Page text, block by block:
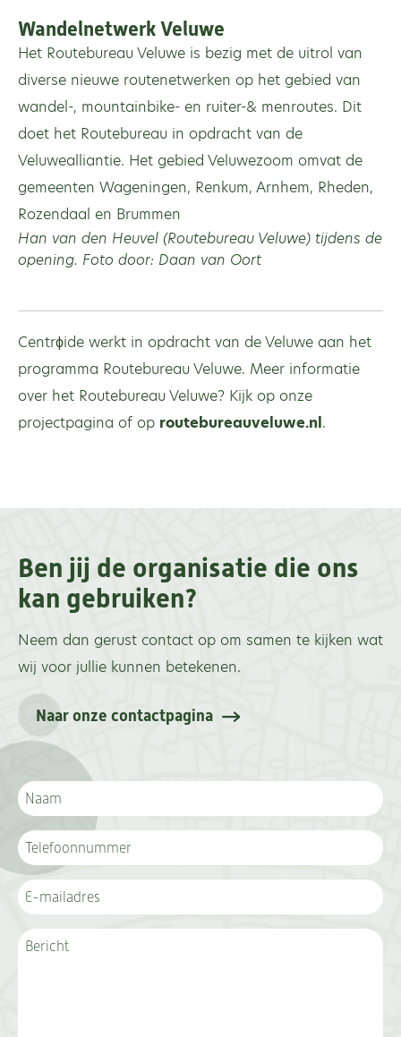
Wandelnetwerk Veluwe
Het Routebureau Veluwe is bezig met de uitrol van
diverse nieuwe routenetwerken op het gebied van
wandel-, mountainbike- en ruiter-& menroutes. Dit
doet het Routebureau in opdracht van de
Veluwealliantie. Het gebied Veluwezoom omvat de
gemeenten Wageningen, Renkum, Arnhem, Rheden,
Rozendaal en Brummen
Han van den Heuvel (Routebureau Veluwe) tijdens de
opening. Foto door: Daan van Oort
Centrϕide werkt in opdracht van de Veluwe aan het
programma Routebureau Veluwe. Meer informatie
over het Routebureau Veluwe? Kijk op onze
projectpagina of op routebureauveluwe.nl.
Ben jij de organisatie die ons
kan gebruiken?
Neem dan gerust contact op om samen te kijken wat
wij voor jullie kunnen betekenen.
Naar onze contactpagina